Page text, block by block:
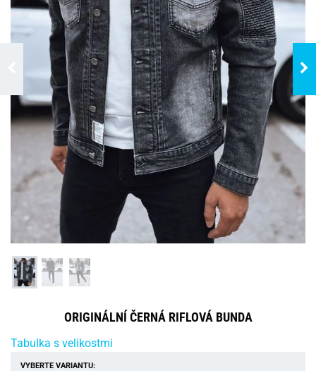
ORIGINÁLNÍ ČERNÁ RIFLOVÁ BUNDA
Tabulka s velikostmi
VYBERTE VARIANTU: